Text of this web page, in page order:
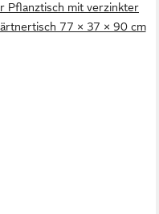
Pflanztisch mit verzinkter
77 × 37 × 90 cm